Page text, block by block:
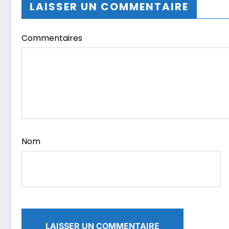
LAISSER UN COMMENTAIRE
Commentaires
Nom